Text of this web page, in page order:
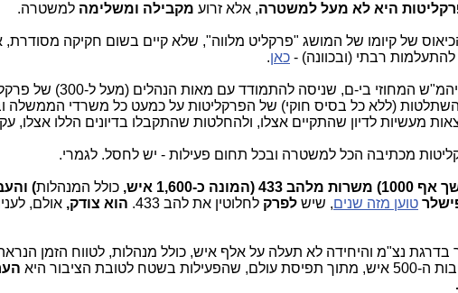
היא לא מעל למשטרה, אלא זרוע מקבילה ומשלימה למשטרה.
של קיומו של המושג "פרקליט מלווה", שלא קיים בשום חקיקה מסודרת,
כאן.
מביהמ"ש המחוזי בי-ם, שניסה להתמודד
(ללא כל בסיס חוקי) של הפרקליטות על כמעט כל משרדי הממשלה
מעשיות לדיון שהתקיים אצלו, ולהחלטות שהתקבלו בדיונים הללו אצלו,
מכתיבה הכל למשטרה ובכל תחום פעילות - יש לחסל. לגמרי.
כולל המנהלות)
טוען מזה שנים, שיש לפרק לחלוטין את להב 433. הוא צודק, אולם,
לכל היותר בדרגת נצ"מ והיחידה לא תעלה על אלף איש, כולל מנהלות, לטווח הזמן
הציבור היא